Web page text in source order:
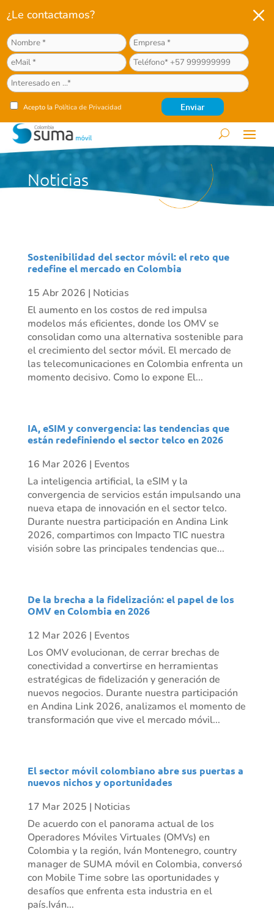
¿Le contactamos?
Acepto la Política de Privacidad
M
Noticias
Sostenibilidad del sector móvil: el reto que
redefine el mercado en Colombia
15 Abr 2026 | Noticias
El aumento en los costos de red impulsa
modelos más eficientes, donde los OMV se
consolidan como una alternativa sostenible para
el crecimiento del sector móvil. El mercado de
las telecomunicaciones en Colombia enfrenta un
momento decisivo. Como lo expone El...
IA, eSIM y convergencia: las tendencias que
están redefiniendo el sector telco en 2026
16 Mar 2026 | Eventos
La inteligencia artificial, la eSIM y la
convergencia de servicios están impulsando una
nueva etapa de innovación en el sector telco.
Durante nuestra participación en Andina Link
2026, compartimos con Impacto TIC nuestra
visión sobre las principales tendencias que...
De la brecha a la fidelización: el papel de los
OMV en Colombia en 2026
12 Mar 2026 | Eventos
Los OMV evolucionan, de cerrar brechas de
conectividad a convertirse en herramientas
estratégicas de fidelización y generación de
nuevos negocios. Durante nuestra participación
en Andina Link 2026, analizamos el momento de
transformación que vive el mercado móvil...
El sector móvil colombiano abre sus puertas a
nuevos nichos y oportunidades
17 Mar 2025 | Noticias
De acuerdo con el panorama actual de los
Operadores Móviles Virtuales (OMVs) en
Colombia y la región, Iván Montenegro, country
manager de SUMA móvil en Colombia, conversó
con Mobile Time sobre las oportunidades y
desafíos que enfrenta esta industria en el
país.Iván...